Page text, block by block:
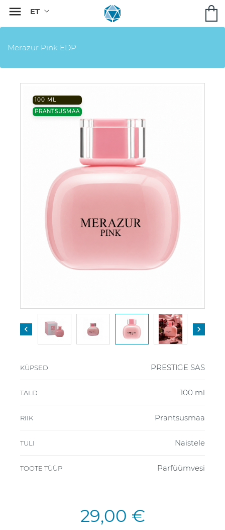

Merazur Pink EDP
100 ML
PRANTSUSMAA
 
KÜPSED PRESTIGE SAS
TALD 100 ml
RIIK Prantsusmaa
TULI Naistele
TOOTE TÜÜP Parfüümvesi
29,00 €